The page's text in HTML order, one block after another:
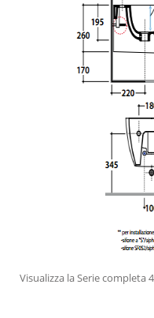
Visualizza la Serie completa